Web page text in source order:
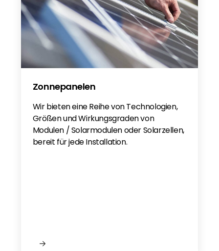
Zonnepanelen
Wir bieten eine Reihe von Technologien,
Größen und Wirkungsgraden von
Modulen / Solarmodulen oder Solarzellen,
bereit für jede Installation.